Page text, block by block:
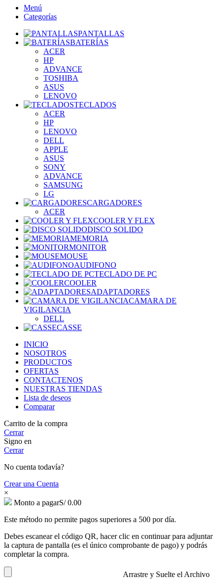
Menú
Categorías
PANTALLAS
BATERÍAS
ACER
HP
ADVANCE
TOSHIBA
ASUS
LENOVO
TECLADOS
ACER
HP
LENOVO
DELL
APPLE
ASUS
SONY
ADVANCE
SAMSUNG
LG
CARGADORES
ACER
COOLER Y FLEX
DISCO SOLIDO
MEMORIA
MONITOR
MOUSE
AUDIFONO
TECLADO DE PC
COOLER
ADAPTADORES
CAMARA DE
VIGILANCIA
DELL
CASSE
INICIO
NOSOTROS
PRODUCTOS
OFERTAS
CONTACTENOS
NUESTRAS TIENDAS
Lista de deseos
Comparar
Carrito de la compra
Cerrar
Signo en
Cerrar
No cuenta todavía?
Crear una Cuenta
×
Monto a pagarS/0.00
Este método no permite pagos superiores a 500 por día.
Debes escanear el código QR, hacer clic en continuar para adjuntar
la captura de pantalla (es el único comprobante de pago) y podrás
completar la compra.
Arrastre y Suelte el Archivo